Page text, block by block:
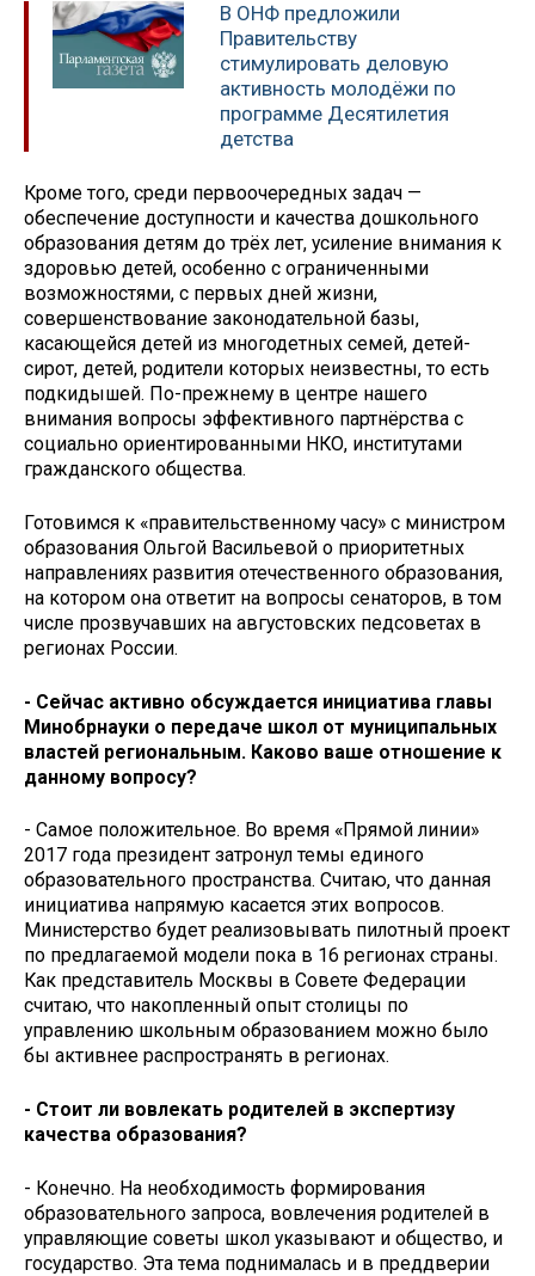
В ОНФ предложили
Правительству
стимулировать деловую
активность молодёжи по
программе Десятилетия
детства
Кроме того, среди первоочередных задач —
обеспечение доступности и качества дошкольного
образования детям до трёх лет, усиление внимания к
здоровью детей, особенно с ограниченными
возможностями, с первых дней жизни,
совершенствование законодательной базы,
касающейся детей из многодетных семей, детей-
сирот, детей, родители которых неизвестны, то есть
подкидышей. По-прежнему в центре нашего
внимания вопросы эффективного партнёрства с
социально ориентированными НКО, институтами
гражданского общества.
Готовимся к «правительственному часу» с министром
образования Ольгой Васильевой о приоритетных
направлениях развития отечественного образования,
на котором она ответит на вопросы сенаторов, в том
числе прозвучавших на августовских педсоветах в
регионах России.
- Сейчас активно обсуждается инициа­тива главы
Минобрнауки о передаче школ от муниципальных
властей региональным. Каково ваше отношение к
данному вопросу?
- Самое положительное. Во время «Прямой линии»
2017 года президент затронул темы единого
образовательного пространства. Считаю, что данная
инициатива напрямую касается этих вопросов.
Министерство будет реализовывать пилотный проект
по предлагаемой модели пока в 16 регионах страны.
Как представитель Москвы в Совете Федерации
считаю, что накопленный опыт столицы по
управлению школьным образованием можно было
бы активнее распространять в регионах.
- Стоит ли вовлекать родителей в экспертизу
качества образования?
- Конечно. На необходимость формирования
образовательного запроса, вовлечения родителей в
управляющие советы школ указывают и общество, и
государство. Эта тема поднималась и в преддверии